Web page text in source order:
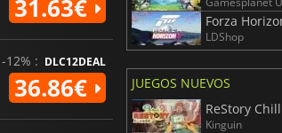
31.63€
-12% : DLC12DEAL
36.86€
Forza
LDShop
JUEGOS NUEVOS
ReStory
Kinguin